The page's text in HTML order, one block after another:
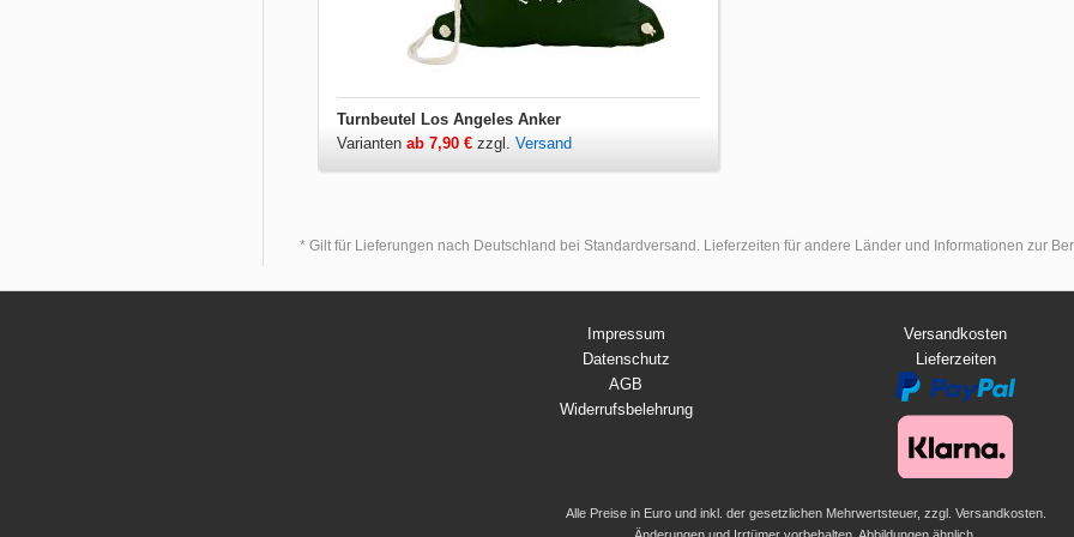
Turnbeutel Los Angeles Anker
Varianten ab 7,90 € zzgl. Versand
* Gilt für Lieferungen nach Deutschland bei Standardversand. Lieferzeiten für andere Länder und Informationen zur
Impressum
Datenschutz
AGB
Widerrufsbelehrung
Versandkosten
Lieferzeiten
Alle Preise in Euro und inkl. der gesetzlichen Mehrwertsteuer, zzgl. Versandkosten.